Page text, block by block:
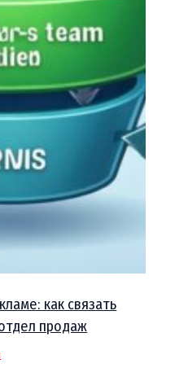
как связать
продаж